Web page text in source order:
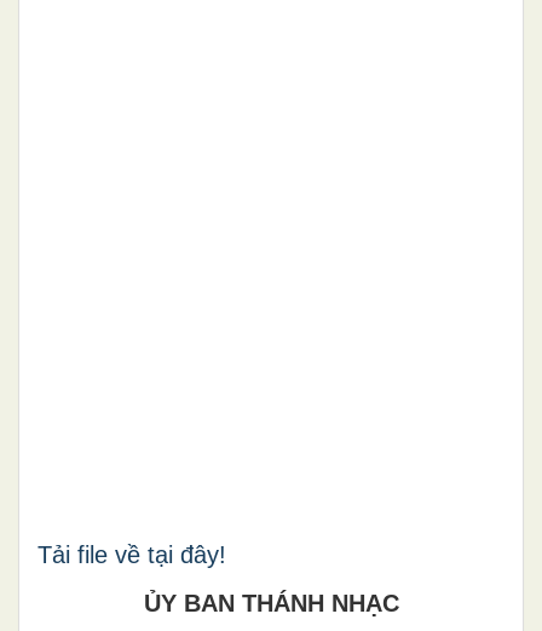
Tải file về tại đây!
ỦY BAN THÁNH NHẠC